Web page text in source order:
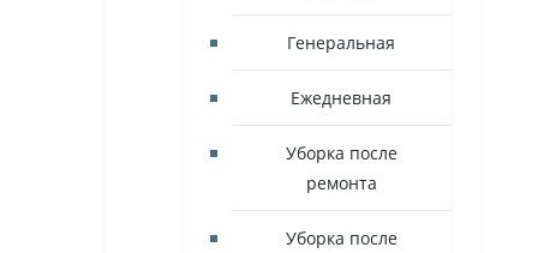
Генеральная
Ежедневная
Уборка после
ремонта
Уборка после